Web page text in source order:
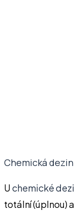
Chemická
Uchemické
totální (úplnou)